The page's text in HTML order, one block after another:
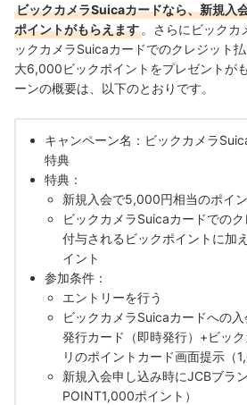
ビックカメラSuicaカードなら、新規入
ポイントがもらえます 。さらにビックカ
ックカメラSuicaカードでのクレジット
大6,000ビックポイントをプレゼントが
ーンの概要は、以下のとおりです。
キャンペーン名：ビックカメラ
特典
特典：
新規入会で5,000円相当のポイ
ビックカメラSuicaカードでの
付与されるビックポイントに加
イント
参加条件：
エントリーを行う
ビックカメラSuicaカードへの
発行カード（即時発行）+ビッ
リのポイントカード画面提示（
新規入会申し込み時にJCBブラ
POINT1,000ポイント）